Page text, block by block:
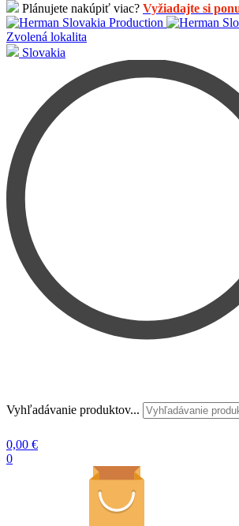
Plánujete nakúpiť viac? Vyžiadajte si
Zvolená lokalita
Slovakia
Vyhľadávanie produktov...
0,00 €
0